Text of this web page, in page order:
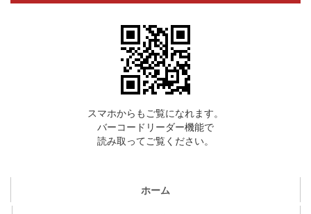
スマホからもご覧になれます。
バーコードリーダー機能で
読み取ってご覧ください。
ホーム